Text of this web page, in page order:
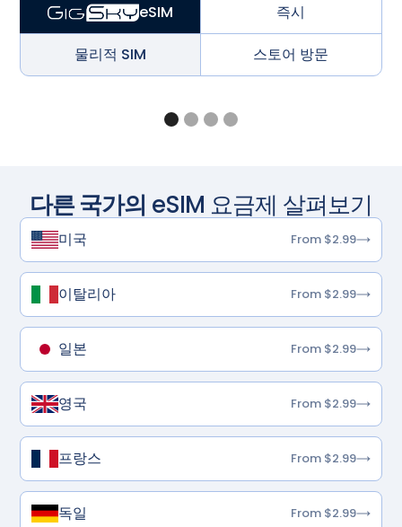
eSIM 즉시
물리적 SIM 스토어 방문
다른 국가의 eSIM 요금제 살펴보기
미국 From $2.99
이탈리아 From $2.99
일본 From $2.99
영국 From $2.99
프랑스 From $2.99
독일 From $2.99